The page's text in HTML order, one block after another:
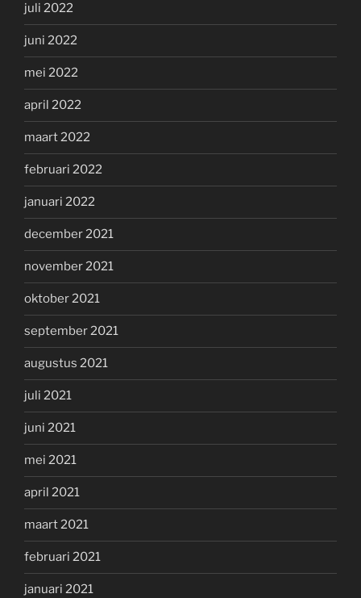
juli 2022
juni 2022
mei 2022
april 2022
maart 2022
februari 2022
januari 2022
december 2021
november 2021
oktober 2021
september 2021
augustus 2021
juli 2021
juni 2021
mei 2021
april 2021
maart 2021
februari 2021
januari 2021